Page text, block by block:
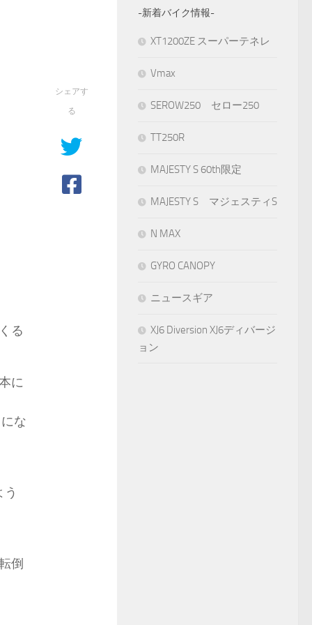
る
に
な
倒
シェアす
る
-新着バイク情報-
XT1200ZE スーパーテネレ
Vmax
SEROW250 セロー250
TT250R
MAJESTY S 60th限定
MAJESTY S マジェスティS
N MAX
GYRO CANOPY
ニュースギア
XJ6 Diversion XJ6ディバージ
ョン